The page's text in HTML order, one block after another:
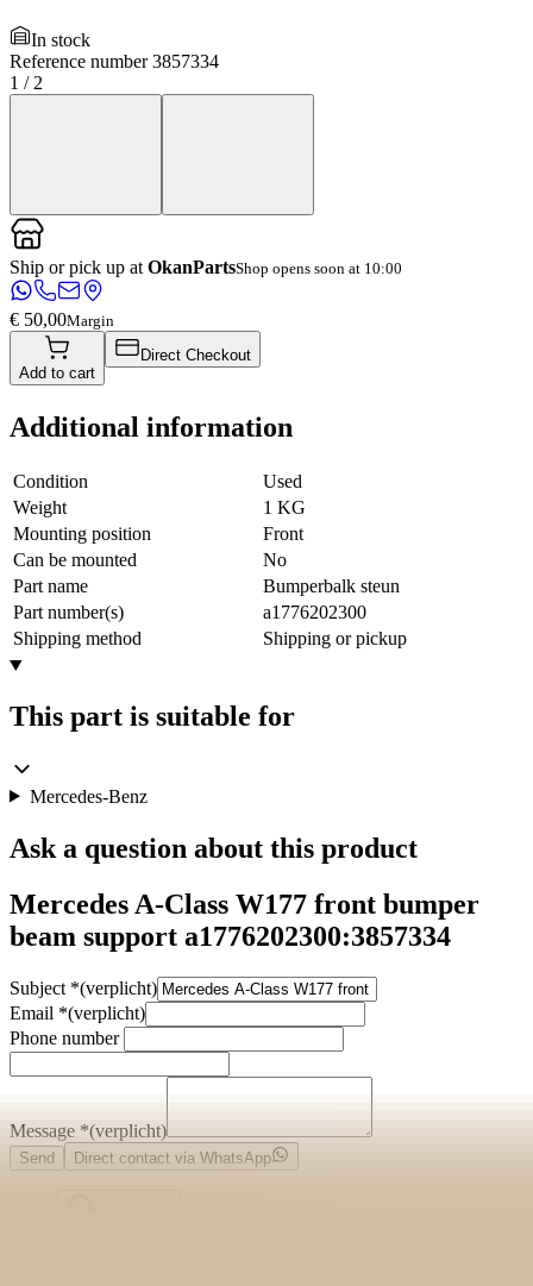
In stock
Reference number 3857334
1 / 2
Ship or pick up at OkanPartsShop opens soon at 10:00
€ 50,00Margin
Add to cart
Direct Checkout
Additional information
Condition
Used
Weight
1 KG
Mounting position
Front
Can be mounted
No
Part name
Bumperbalk steun
Part number(s)
a1776202300
Shipping method
Shipping or pickup
This part is suitable for
Mercedes-Benz
Ask a question about this product
Mercedes A-Class W177 front bumper
beam support a1776202300:3857334
Subject *(verplicht)
Email *(verplicht)
Phone number
Message *(verplicht)
Send Direct contact via WhatsApp